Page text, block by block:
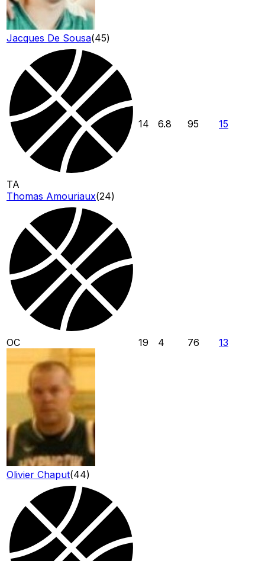
Jacques De Sousa(45)
TA
Thomas Amouriaux(24)
14 6.8 95 15
OC
Olivier Chaput(44)
19 4 76 13